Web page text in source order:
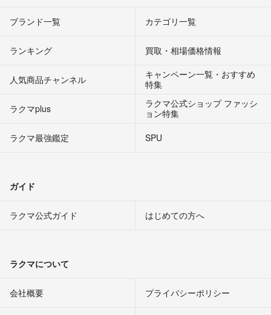
ブランド一覧 カテゴリ一覧
ランキング 買取・相場価格情報
人気商品チャンネル
キャンペーン一覧・おすすめ
特集
ラクマplus
ラクマ公式ショップ ファッシ
ョン特集
ラクマ最強鑑定
SPU
ガイド
ラクマ公式ガイド はじめての方へ
ラクマについて
会社概要 プライバシーポリシー